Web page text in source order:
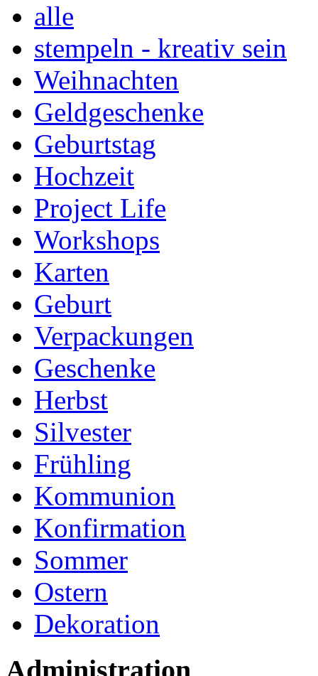
alle
stempeln - kreativ sein
Weihnachten
Geldgeschenke
Geburtstag
Hochzeit
Project Life
Workshops
Karten
Geburt
Verpackungen
Geschenke
Herbst
Silvester
Frühling
Kommunion
Konfirmation
Sommer
Ostern
Dekoration